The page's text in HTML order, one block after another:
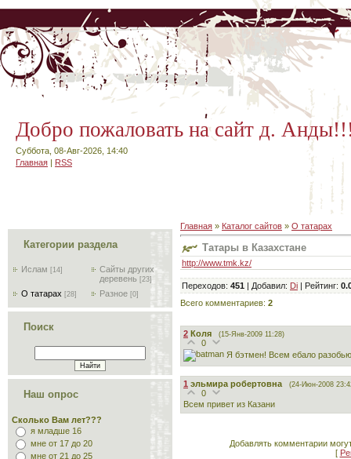
Добро пожаловать на сайт д.
Суббота, 08-Авг-2026, 14:40
Главная | RSS
Категории раздела
Ислам [14]
Сайты других
деревень [23]
О татарах [28] Разное [0]
Поиск
Наш опрос
Сколько Вам лет???
я младше 16
мне от 17 до 20
мне от 21 до 25
Главная » Каталог сайтов » О татарах
Татары в Казахстане
http://www.tmk.kz/
Переходов: 451 | Добавил: Di | Рейтинг:
Всего комментариев: 2
2 Коля (15-Янв-2009 11:28)
0
Я бэтмен! Всем ебало
1 эльмира робертовна (24-Июн-2008
0
Всем привет из Казани
Добавлять комментарии
[